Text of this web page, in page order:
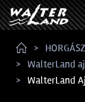
WalterLand
WalterLand